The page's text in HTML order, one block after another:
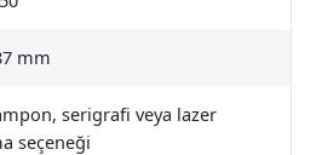
mm
serigrafi veya lazer
seçeneği